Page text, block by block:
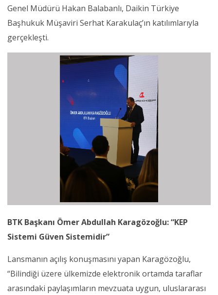
Genel Müdürü Hakan Balabanlı, Daikin Türkiye
Başhukuk Müşaviri Serhat Karakulaç’ın katılımlarıyla
gerçekleşti.
BTK Başkanı Ömer Abdullah Karagözoğlu: “KEP
Sistemi Güven Sistemidir”
Lansmanın açılış konuşmasını yapan Karagözoğlu,
“Bilindiği üzere ülkemizde elektronik ortamda taraflar
arasındaki paylaşımların mevzuata uygun, uluslararası